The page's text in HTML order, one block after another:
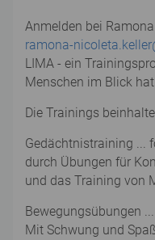
Anmelden bei Ramona
ramona-
LIMA - ein
Menschen im Blick hat
Die Trainings
Gedächtnistraining ...
durch Übungen für
und das Training von
Bewegungsübungen
Mit Schwung und